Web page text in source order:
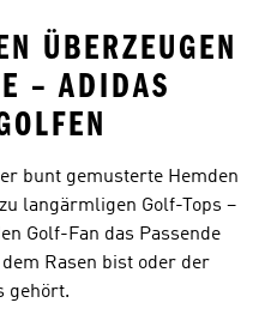
ÜBERZEUGEN
– ADIDAS
bunt gemusterte Hemden
langärmligen Golf-Tops –
Golf-Fan das Passende
Rasen bist oder der
gehört.